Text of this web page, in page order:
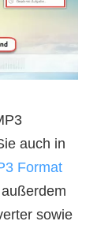
auch in
Format
sowie